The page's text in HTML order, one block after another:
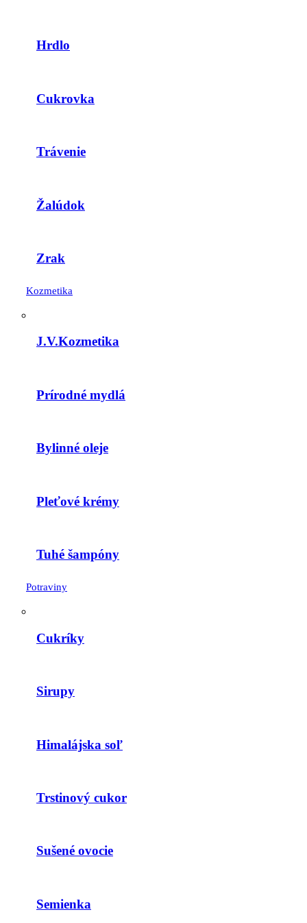
Hrdlo
Cukrovka
Trávenie
Žalúdok
Zrak
Kozmetika
J.V.Kozmetika
Prírodné mydlá
Bylinné oleje
Pleťové krémy
Tuhé šampóny
Potraviny
Cukríky
Sirupy
Himalájska soľ
Trstinový cukor
Sušené ovocie
Semienka